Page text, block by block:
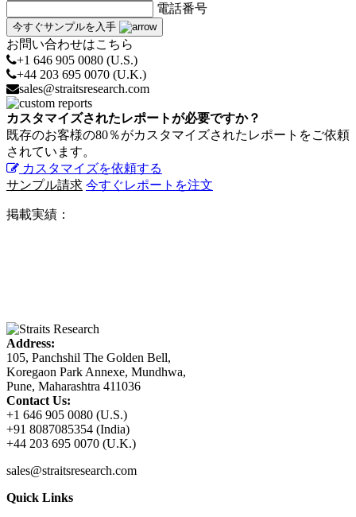
電話番号
今すぐサンプルを入手
お問い合わせはこちら
+1 646 905 0080 (U.S.)
+44 203 695 0070 (U.K.)
sales@straitsresearch.com
カスタマイズされたレポートが必要ですか？
既存のお客様の80％がカスタマイズされたレポートをご依頼
されています。
カスタマイズを依頼する
サンプル請求 今すぐレポートを注文
掲載実績：
Address:
105, Panchshil The Golden Bell,
Koregaon Park Annexe, Mundhwa,
Pune, Maharashtra 411036
Contact Us:
+1 646 905 0080 (U.S.)
+91 8087085354 (India)
+44 203 695 0070 (U.K.)
sales@straitsresearch.com
Quick Links